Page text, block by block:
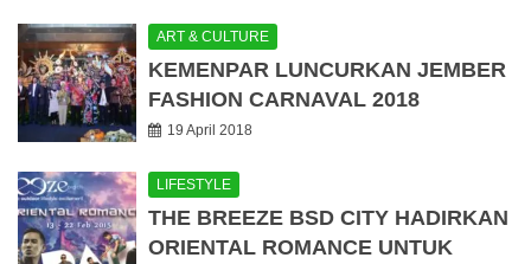
ART & CULTURE
KEMENPAR LUNCURKAN JEMBER
FASHION CARNAVAL 2018
19 April 2018
LIFESTYLE
THE BREEZE BSD CITY HADIRKAN
ORIENTAL ROMANCE UNTUK